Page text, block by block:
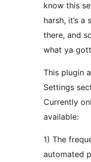
know this
harsh, it’s
there, and
what ya
This plugin
Settings
Currently
available:
1) The
automated